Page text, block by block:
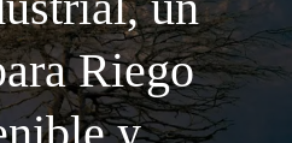
Riego